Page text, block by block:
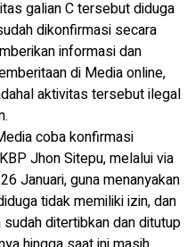
galian C tersebut diduga
dikonfirmasi secara
informasi dan
di Media online,
aktivitas tersebut ilegal
coba konfirmasi
Jhon Sitepu, melalui via
Januari, guna menanyakan
tidak memiliki izin, dan
ditertibkan dan ditutup